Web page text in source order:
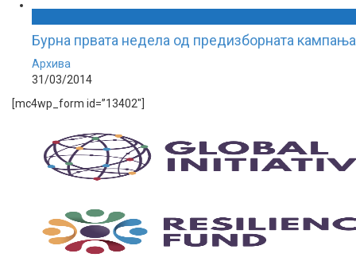
Бурна првата недела од предизборната кампања
Архива
31/03/2014
[mc4wp_form id=”13402″]